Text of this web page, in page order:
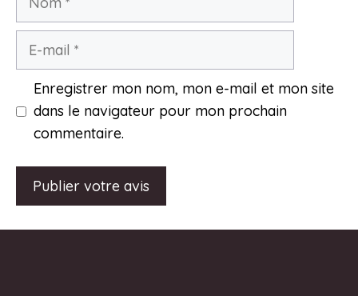
Enregistrer mon nom, mon e-mail et mon site
dans le navigateur pour mon prochain
commentaire.